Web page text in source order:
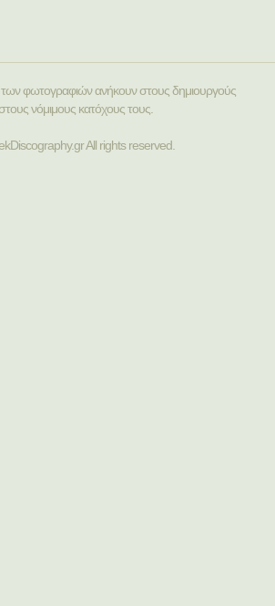
φωτογραφιών ανήκουν στους δημιουργούς
νόμιμους κατόχους τους.
All rights reserved.